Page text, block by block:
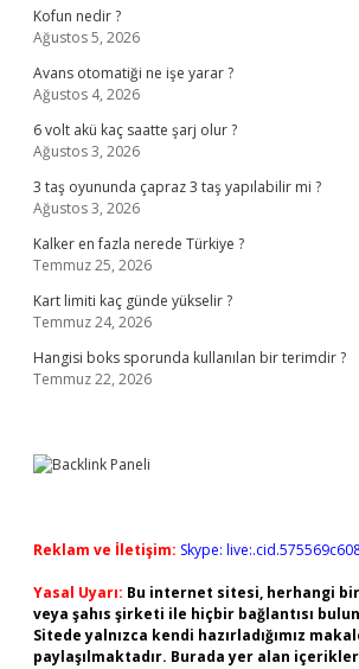
Kofun nedir ?
Ağustos 5, 2026
Avans otomatiği ne işe yarar ?
Ağustos 4, 2026
6 volt akü kaç saatte şarj olur ?
Ağustos 3, 2026
3 taş oyununda çapraz 3 taş yapılabilir mi ?
Ağustos 3, 2026
Kalker en fazla nerede Türkiye ?
Temmuz 25, 2026
Kart limiti kaç günde yükselir ?
Temmuz 24, 2026
Hangisi boks sporunda kullanılan bir terimdir ?
Temmuz 22, 2026
Reklam ve İletişim: Skype:
Yasal Uyarı: Bu internet sitesi, herhangi
veya şahıs şirketi ile hiçbir bağlantısı
Sitede yalnızca kendi hazırladığımız
paylaşılmaktadır. Burada yer alan